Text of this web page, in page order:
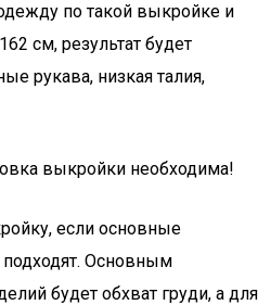
по такой выкройке и
см, результат будет
рукава, низкая талия,
выкройки необходима!
если основные
Основным
будет обхват груди, а для